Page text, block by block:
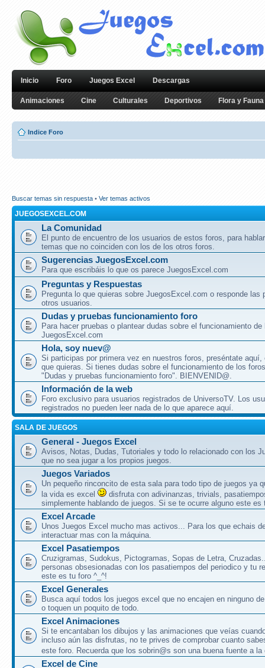
Inicio Foro Juegos Excel Descargas
Animaciones Cine Culturales Deportivos Flora y Fauna
Indice Foro
Buscar temas sin respuesta • Ver temas activos
JUEGOSEXCEL.COM
La Comunidad
El punto de encuentro de los usuarios de estos foros, para
temas que no coinciden con los de los otros foros.
Sugerencias JuegosExcel.com
Para que escribáis lo que os parece JuegosExcel.com
Preguntas y Respuestas
Pregunta lo que quieras sobre JuegosExcel.com o responde las
otros usuarios.
Dudas y pruebas funcionamiento foro
Para hacer pruebas o plantear dudas sobre el funcionamiento
JuegosExcel.com
Hola, soy nuev@
Si participas por primera vez en nuestros foros, preséntate aquí,
que quieras. Si tienes dudas sobre el funcionamiento de los
"Dudas y pruebas funcionamiento foro". BIENVENID@.
Información de la web
Foro exclusivo para usuarios registrados de UniversoTV. Los
registrados no pueden leer nada de lo que aparece aquí.
SALA DE JUEGOS
General - Juegos Excel
Avisos, Notas, Dudas, Tutoriales y todo lo relacionado con los
que no sea jugar a los propios juegos.
Juegos Variados
Un pequeño rinconcito de esta sala para todo tipo de juegos ya
la vida es excel
disfruta con adivinanzas, trivials,
simplemente hablando de juegos. Si se te ocurre alguno este es
Excel Arcade
Unos Juegos Excel mucho mas activos... Para los que echais
interactuar mas con la máquina.
Excel Pasatiempos
Cruzigramas, Sudokus, Pictogramas, Sopas de Letra,
personas obsesionadas con los pasatiempos del periodico y tu
este es tu foro ^_^!
Excel Generales
Busca aquí todos los juegos excel que no encajen en ninguno
o toquen un poquito de todo.
Excel Animaciones
Si te encantaban los dibujos y las animaciones que veías
incluso aún las disfrutas, no te prives de comprobar cuanto
este foro. Recuerda que los sobrin@s son una buena fuente a
Excel de Cine